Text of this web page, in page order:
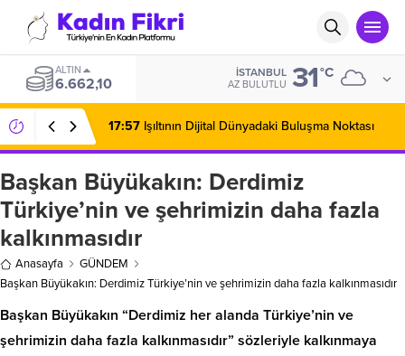
ALTIN
6.662,10
İSTANBUL
AZ BULUTLU 31°C
17:57 Işıltının Dijital Dünyadaki Buluşma Noktası
Başkan Büyükakın: Derdimiz
Türkiye’nin ve şehrimizin daha fazla
kalkınmasıdır
Anasayfa
GÜNDEM
Başkan Büyükakın: Derdimiz Türkiye’nin ve şehrimizin daha fazla kalkınmasıdır
Başkan Büyükakın “Derdimiz her alanda Türkiye’nin ve
şehrimizin daha fazla kalkınmasıdır” sözleriyle kalkınmaya